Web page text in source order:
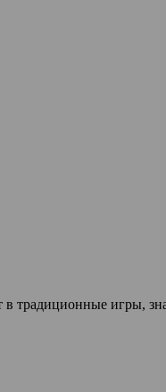
в традиционные игры,